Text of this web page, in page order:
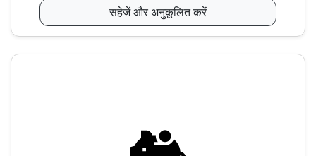
सहेजें और अनुकूलित करें